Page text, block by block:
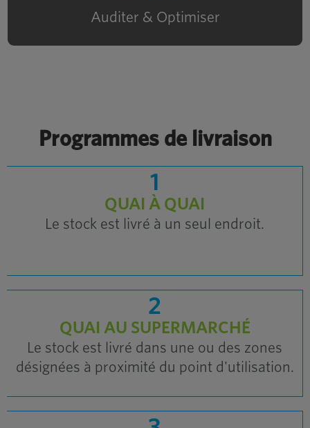
RESSOURCES SUPPLÉMENTAIRES ICI
Planification de la demande
Inventaire excédentaire et obsolète
Auditer & Optimiser
optimise pour augmenter l'efficacité.
Programmes de livraison
1
QUAI À QUAI
Le stock est livré à un seul endroit.
2
QUAI AU SUPERMARCHÉ
Le stock est livré dans une ou des zones
désignées à proximité du point d'utilisation.